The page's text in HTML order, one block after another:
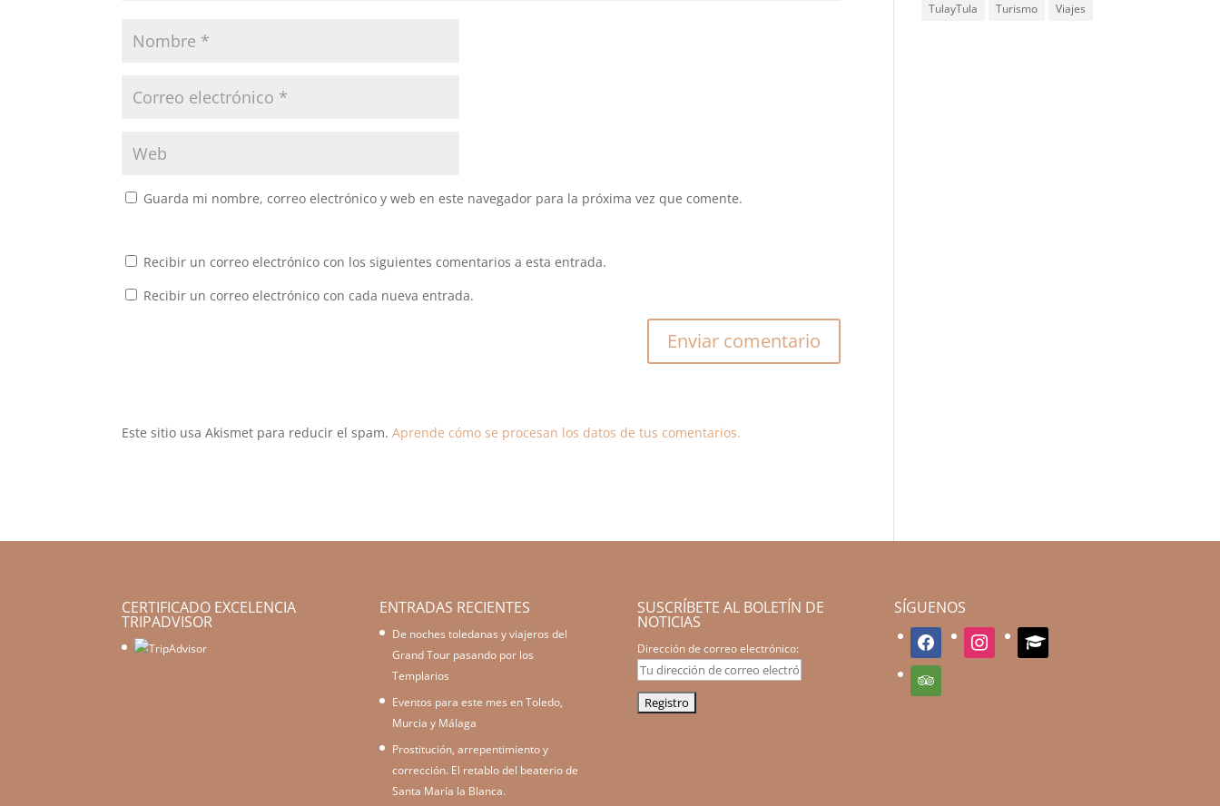
Guarda mi nombre, correo electrónico y web en este navegador para la próxima vez que comente.
Recibir un correo electrónico con los siguientes comentarios a esta entrada.
Recibir un correo electrónico con cada nueva entrada.
Este sitio usa Akismet para reducir el spam.Aprende cómo se procesan los datos de tus comentarios.
TulayTula
Turismo Viajes
CERTIFICADO EXCELENCIA
TRIPADVISOR
ENTRADAS RECIENTES
De noches toledanas y viajeros del
Grand Tour pasando por los
Templarios
Eventos para este mes en Toledo,
Murcia y Málaga
Prostitución, arrepentimiento y
corrección. El retablo del beaterio de
Santa María la Blanca.
SUSCRÍBETE AL BOLETÍN DE
NOTICIAS
Dirección de correo electrónico:
SÍGUENOS
facebook instagram
graduation-
cap
tripadvisor